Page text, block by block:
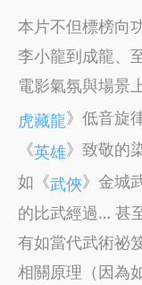
本片不但標榜向
李小龍到成龍、
電影氣氛與場景
虎藏龍》低音旋
《英雄》致敬的
如《武俠》金城
的比武經過… 甚
有如當代武術祕
相關原理（因為